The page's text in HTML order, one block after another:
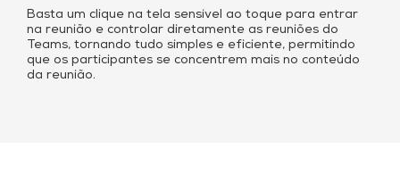
Basta um clique na tela sensível ao toque para entrar
na reunião e controlar diretamente as reuniões do
Teams, tornando tudo simples e eficiente, permitindo
que os participantes se concentrem mais no conteúdo
da reunião.